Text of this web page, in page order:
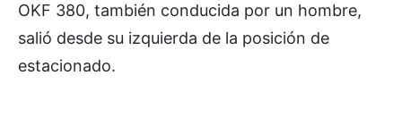
OKF 380, también conducida por un hombre,
salió desde su izquierda de la posición de
estacionado.